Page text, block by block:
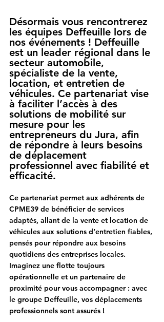
Désormais vous rencontrerez
les équipes Deffeuille lors de
nos événements ! Deffeuille
est un leader régional dans le
secteur automobile,
spécialiste de la vente,
location, et entretien de
véhicules. Ce partenariat vise
à faciliter l’accès à des
solutions de mobilité sur
mesure pour les
entrepreneurs du Jura, afin
de répondre à leurs besoins
de déplacement
professionnel avec fiabilité et
efficacité.
Ce partenariat permet aux adhérents de
CPME39 de bénéficier de services
adaptés, allant de la vente et location de
véhicules aux solutions d’entretien fiables,
pensés pour répondre aux besoins
quotidiens des entreprises locales.
Imaginez une flotte toujours
opérationnelle et un partenaire de
proximité pour vous accompagner : avec
le groupe Deffeuille, vos déplacements
professionnels sont assurés !